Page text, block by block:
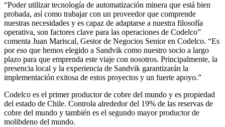
“Poder utilizar tecnología de automatización minera que está bien
probada, así como trabajar con un proveedor que comprende
nuestras necesidades y es capaz de adaptarse a nuestra filosofía
operativa, son factores clave para las operaciones de Codelco”
comenta Juan Mariscal, Gestor de Negocios Senior en Codelco. “Es
por eso que hemos elegido a Sandvik como nuestro socio a largo
plazo para que emprenda este viaje con nosotros. Principalmente, la
presencia local y la experiencia de Sandvik garantizarán la
implementación exitosa de estos proyectos y un fuerte apoyo.”
Codelco es el primer productor de cobre del mundo y es propiedad
del estado de Chile. Controla alrededor del 19% de las reservas de
cobre del mundo y también es el segundo mayor productor de
molibdeno del mundo.